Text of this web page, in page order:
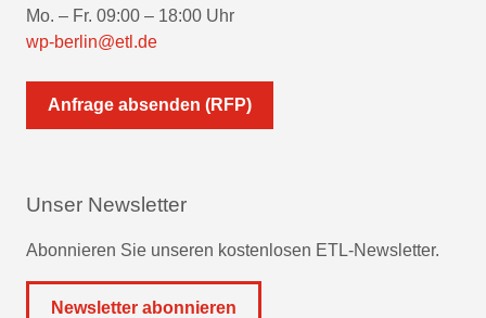
Mo. – Fr. 09:00 – 18:00 Uhr
wp-berlin@etl.de
Anfrage absenden (RFP)
Unser Newsletter
Abonnieren Sie unseren kostenlosen ETL-Newsletter.
Newsletter abonnieren